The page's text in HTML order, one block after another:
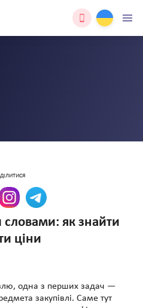
словами: як знайти
ціни
одна з перших задач —
закупівлі. Саме тут